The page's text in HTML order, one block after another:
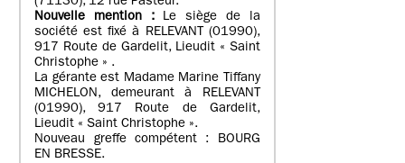
Nouvelle mention : Le siège de la
société est fixé à RELEVANT (01990),
917 Route de Gardelit, Lieudit « Saint
Christophe » .
La gérante est Madame Marine Tiffany
MICHELON, demeurant à RELEVANT
(01990), 917 Route de Gardelit,
Lieudit « Saint Christophe ».
Nouveau greffe compétent : BOURG
EN BRESSE.